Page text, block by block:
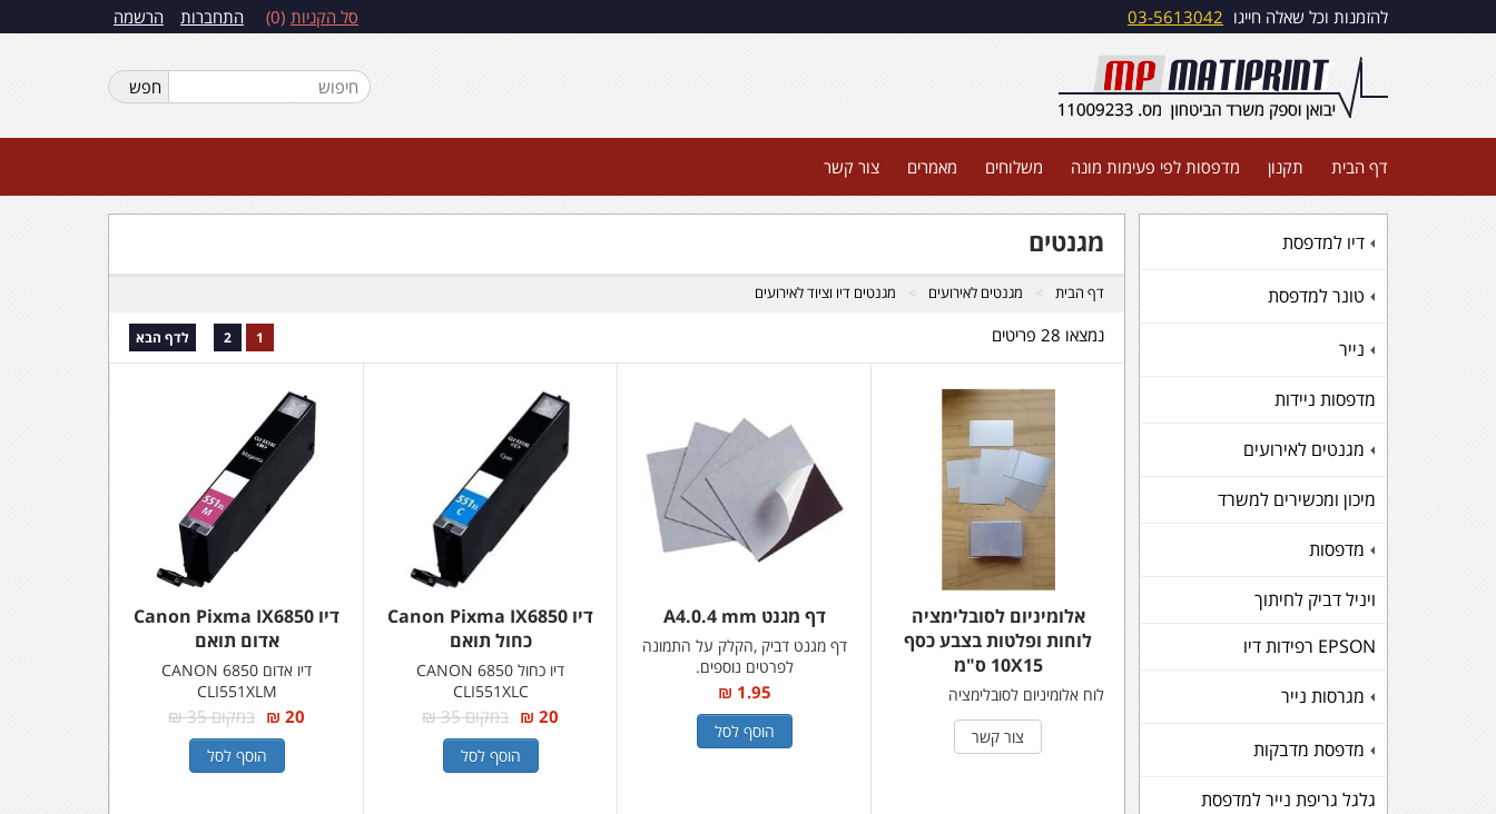
התחברות הרשמה סל הקניות 0 להזמנות וכל שאלה חייגו 03-5613042
דף הבית תקנון מדפסות לפי פעימות מונה משלוחים מאמרים צור קשר
+
דיו למדפסת
+
טונר למדפסת
+
נייר
מדפסות ניידות
+
מגנטים לאירועים
מיכון ומכשירים למשרד
+
מדפסות
ויניל דביק לחיתוך
EPSON רפידות דיו
+
מגרסות נייר
+
מדפסת מדבקות
גלגל גריפת נייר למדפסת
מגנטים
דף הבית מגנטים לאירועים מגנטים דיו וציוד לאירועים
נמצאו 28 פריטים 1
2 לדף הבא
אלומיניום לסובלימציה
לוחות ופלטות בצבע כסף
10X15 ס"מ
לוח אלומיניום לסובלימציה
צור קשר
דף מגנט A4.0.4 mm
דף מגנט דביק ,הקלק על התמונה
לפרטים נוספים.
1.95 ₪
הוסף לסל
דיו Canon Pixma IX6850
כחול תואם
דיו כחול CANON 6850
CLI551XLC
20 ₪ במקום 35 ₪
הוסף לסל
דיו Canon Pixma IX6850
אדום תואם
דיו אדום CANON 6850
CLI551XLM
20 ₪ במקום 35 ₪
הוסף לסל